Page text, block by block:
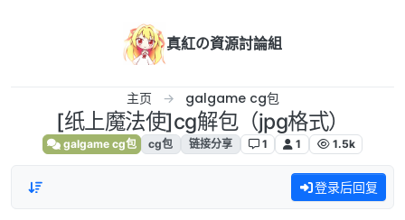
真紅の資源討論組
主页 galgame cg包
[纸上魔法使]cg解包（jpg格式）
galgame cg包 cg包 链接分享 1 1 1.5k
登录后回复